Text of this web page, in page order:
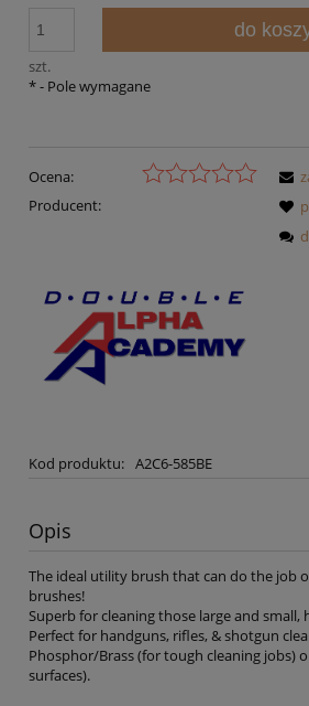
szt.
do
*- Pole wymagane
Ocena:
Producent:
Kod produktu: A2C6-585BE
Opis
The ideal utility brush that can do the job
brushes!
Superb for cleaning those large and small,
Perfect for handguns, rifles, & shotgun
Phosphor/Brass (for tough cleaning jobs)
surfaces).